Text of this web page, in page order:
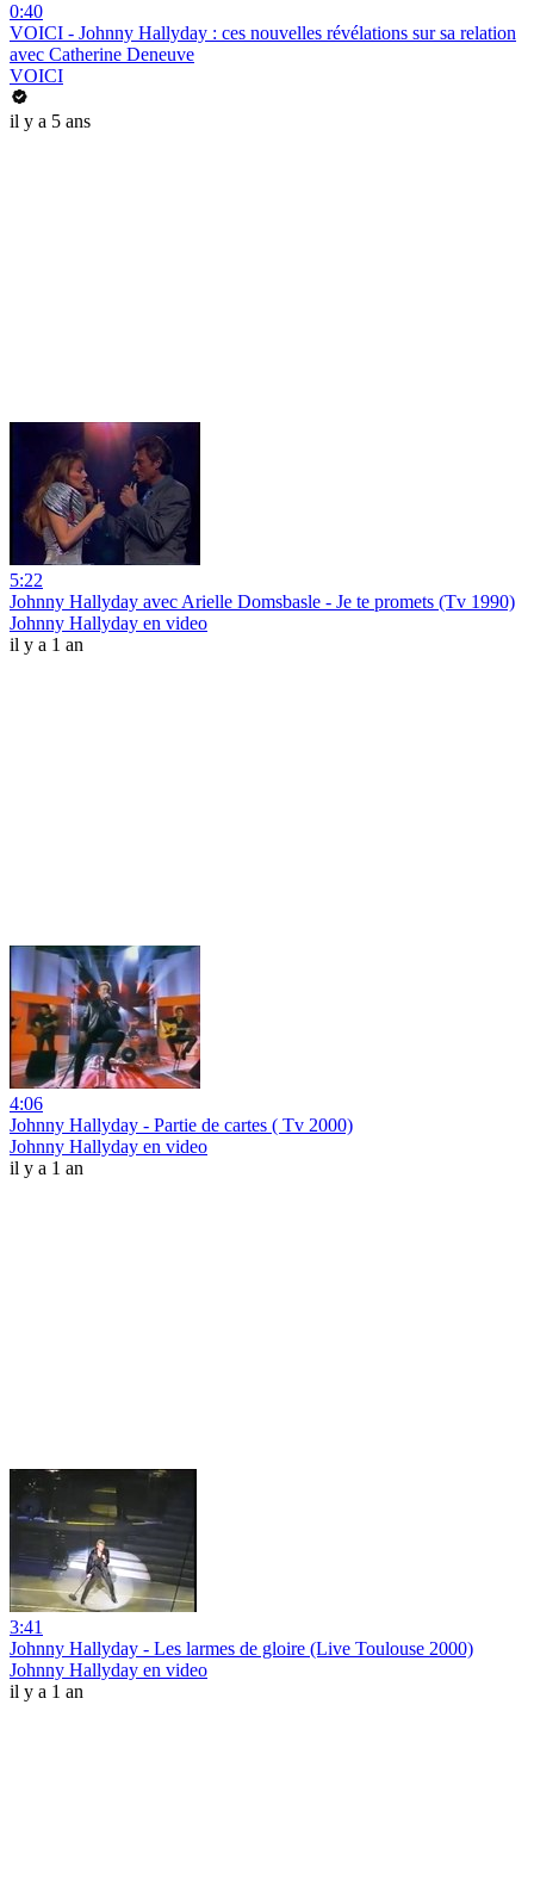
0:40
VOICI - Johnny Hallyday : ces nouvelles révélations sur sa relation
avec Catherine Deneuve
VOICI
il y a 5 ans
5:22
Johnny Hallyday avec Arielle Domsbasle - Je te promets (Tv 1990)
Johnny Hallyday en video
il y a 1 an
4:06
Johnny Hallyday - Partie de cartes ( Tv 2000)
Johnny Hallyday en video
il y a 1 an
3:41
Johnny Hallyday - Les larmes de gloire (Live Toulouse 2000)
Johnny Hallyday en video
il y a 1 an